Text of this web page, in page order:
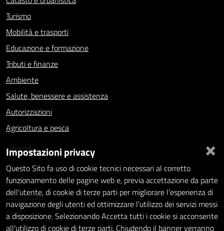
Turismo
Mobilità e trasporti
Educazione e formazione
Tributi e finanze
Ambiente
Salute, benessere e assistenza
Autorizzazioni
Agricoltura e pesca
NOVITÀ
Notizie
Comunicati
Avvisi
×
Impostazioni privacy
Questo Sito fa uso di cookie tecnici necessari al corretto
funzionamento delle pagine web e, previa accettazione da parte
dell'utente, di cookie di terze parti per migliorare l'esperienza di
navigazione degli utenti ed ottimizzare l'utilizzo dei servizi messi
a disposizione. Selezionando Accetta tutti i cookie si acconsente
all'utilizzo di cookie di terze parti. Chiudendo il banner verranno